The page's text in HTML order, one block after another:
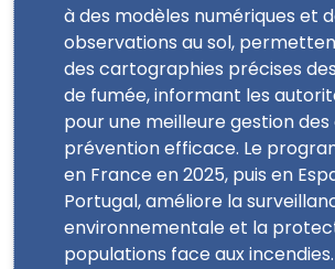
à des modèles numériques et
observations au sol,
des cartographies précises
de fumée, informant les
pour une meilleure gestion
prévention efficace. Le
en France en 2025, puis en
Portugal, améliore la
environnementale et la
populations face aux incendies.